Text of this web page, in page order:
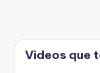
de
entradas
Videos que